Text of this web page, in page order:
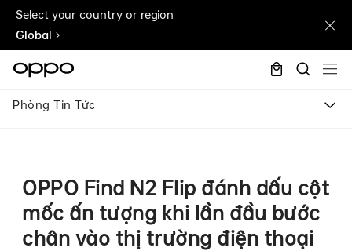
Select your country or region
Global
Phòng Tin Tức
OPPO Find N2 Flip đánh dấu cột
mốc ấn tượng khi lần đầu bước
chân vào thị trường điện thoại